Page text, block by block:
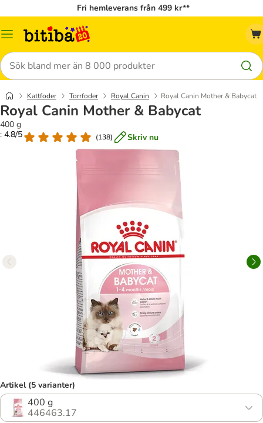
Fri hemleverans från 499 kr**
Meny
Sök
Kattfoder Torrfoder Royal Canin Royal Canin Mother & Babycat
Royal Canin Mother & Babycat
400 g
: 4.8/5
(138) Skriv nu
Artikel (5 varianter)
400 g
446463.17